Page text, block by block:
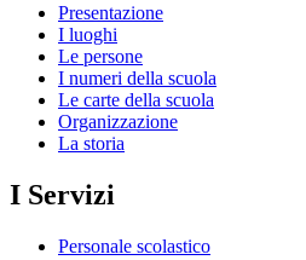
Presentazione
I luoghi
Le persone
I numeri della scuola
Le carte della scuola
Organizzazione
La storia
I Servizi
Personale scolastico